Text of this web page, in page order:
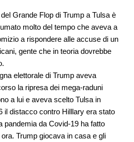
Grande Flop di Trump a Tulsa è
molto del tempo che aveva a
a rispondere alle accuse di un
gente che in teoria dovrebbe
elettorale di Trump aveva
la ripresa dei mega-raduni
a lui e aveva scelto Tulsa in
il distacco contro Hilllary era stato
pandemia da Covid-19 ha fatto
Trump giocava in casa e gli